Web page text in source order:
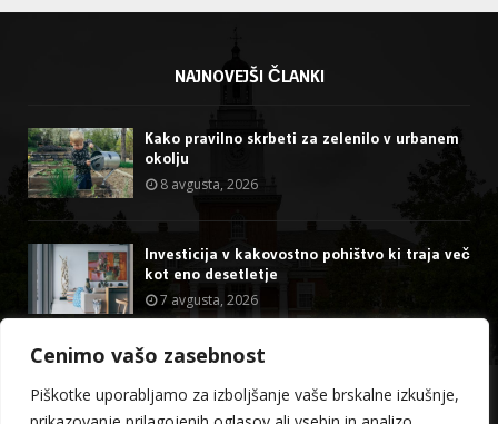
Cenimo vašo zasebnost
Piškotke uporabljamo za izboljšanje vaše brskalne izkušnje,
NAJNOVEJŠI ČLANKI
Kako pravilno skrbeti za zelenilo v urbanem
okolju
8 avgusta, 2026
Investicija v kakovostno pohištvo ki traja več
kot eno desetletje
7 avgusta, 2026
@2023 - stormdragon.us. All Right Reserved.